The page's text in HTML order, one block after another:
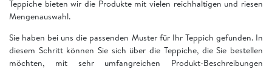
Teppiche bieten wir die Produkte mit vielen reichhaltigen und riesen
Mengenauswahl.
Sie haben bei uns die passenden Muster für Ihr Teppich gefunden. In
diesem Schritt können Sie sich über die Teppiche, die Sie bestellen
möchten, mit sehr umfangreichen Produkt-Beschreibungen